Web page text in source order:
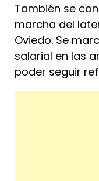
También se
marcha del
Oviedo. Se
salarial en las
poder seguir